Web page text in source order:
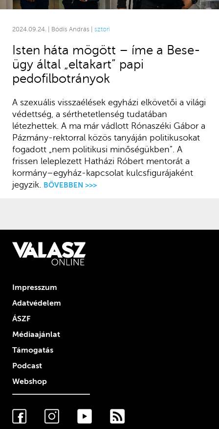
2024.09.24. | Bódis András | sztori
Isten háta mögött – íme a Bese-
ügy által „eltakart” papi
pedofilbotrányok
A szexuális visszaélések egyházi elkövetői a világi
védettség, a sérthetetlenség tudatában
létezhettek. A ma már vádlott Rónaszéki Gábor a
Pázmány-rektorral közös tanyáján politikusokat
fogadott „nem politikusi minőségükben”. A
frissen leleplezett Hatházi Róbert mentorát a
kormány–egyház-kapcsolat kulcsfigurájaként
jegyzik. BŐVEBBEN >>>
Impresszum
Adatvédelem
ÁSZF
Médiaajánlat
Támogatás
Podcast
Webshop